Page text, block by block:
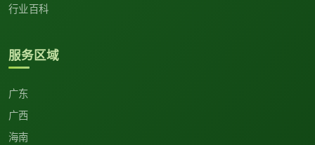
行业百科
服务区域
广东
广西
海南